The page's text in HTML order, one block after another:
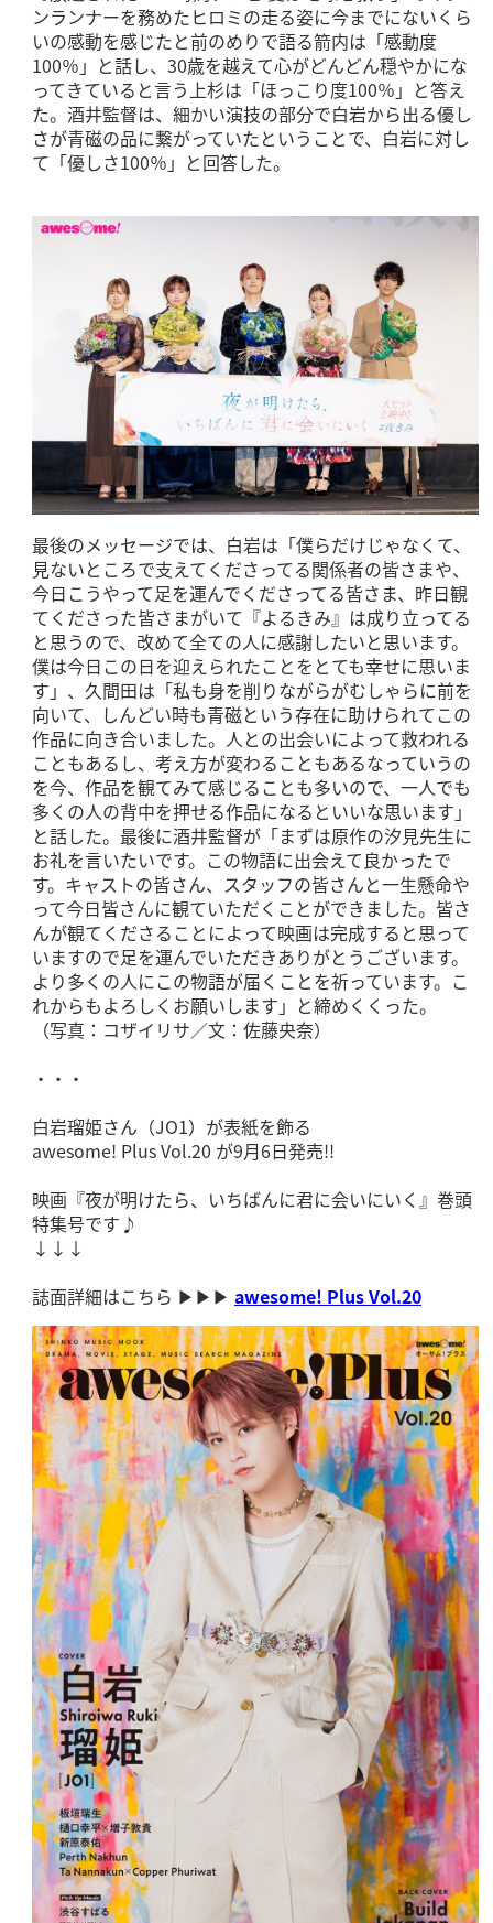
ンランナーを務めたヒロミの走る姿に今までにないくら
いの感動を感じたと前のめりで語る箭内は「感動度
100％」と話し、30歳を越えて心がどんどん穏やかにな
ってきていると言う上杉は「ほっこり度100％」と答え
た。酒井監督は、細かい演技の部分で白岩から出る優し
さが青磁の品に繋がっていたということで、白岩に対し
て「優しさ100％」と回答した。
最後のメッセージでは、白岩は「僕らだけじゃなくて、
見ないところで支えてくださってる関係者の皆さまや、
今日こうやって足を運んでくださってる皆さま、昨日観
てくださった皆さまがいて『よるきみ』は成り立ってる
と思うので、改めて全ての人に感謝したいと思います。
僕は今日この日を迎えられたことをとても幸せに思いま
す」、久間田は「私も身を削りながらがむしゃらに前を
向いて、しんどい時も青磁という存在に助けられてこの
作品に向き合いました。人との出会いによって救われる
こともあるし、考え方が変わることもあるなっていうの
を今、作品を観てみて感じることも多いので、一人でも
多くの人の背中を押せる作品になるといいな思います」
と話した。最後に酒井監督が「まずは原作の汐見先生に
お礼を言いたいです。この物語に出会えて良かったで
す。キャストの皆さん、スタッフの皆さんと一生懸命や
って今日皆さんに観ていただくことができました。皆さ
んが観てくださることによって映画は完成すると思って
いますので足を運んでいただきありがとうございます。
より多くの人にこの物語が届くことを祈っています。こ
れからもよろしくお願いします」と締めくくった。
（写真：コザイリサ／文：佐藤央奈）
・・・
白岩瑠姫さん（JO1）が表紙を飾る
awesome! Plus Vol.20 が9月6日発売!!
映画『夜が明けたら、いちばんに君に会いにいく』巻頭
特集号です♪
↓↓↓
誌面詳細はこちら ▶︎▶︎▶︎ awesome! Plus Vol.20